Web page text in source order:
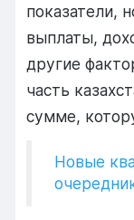
показатели,
выплаты,
другие
часть
сумме,
Новые